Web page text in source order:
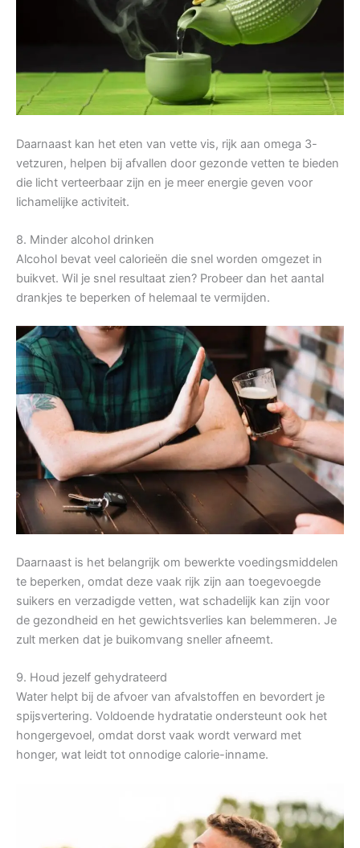
Daarnaast kan het eten van vette vis, rijk aan omega 3-
vetzuren, helpen bij afvallen door gezonde vetten te bieden
die licht verteerbaar zijn en je meer energie geven voor
lichamelijke activiteit.
8. Minder alcohol drinken
Alcohol bevat veel calorieën die snel worden omgezet in
buikvet. Wil je snel resultaat zien? Probeer dan het aantal
drankjes te beperken of helemaal te vermijden.
Daarnaast is het belangrijk om bewerkte voedingsmiddelen
te beperken, omdat deze vaak rijk zijn aan toegevoegde
suikers en verzadigde vetten, wat schadelijk kan zijn voor
de gezondheid en het gewichtsverlies kan belemmeren. Je
zult merken dat je buikomvang sneller afneemt.
9. Houd jezelf gehydrateerd
Water helpt bij de afvoer van afvalstoffen en bevordert je
spijsvertering. Voldoende hydratatie ondersteunt ook het
hongergevoel, omdat dorst vaak wordt verward met
honger, wat leidt tot onnodige calorie-inname.